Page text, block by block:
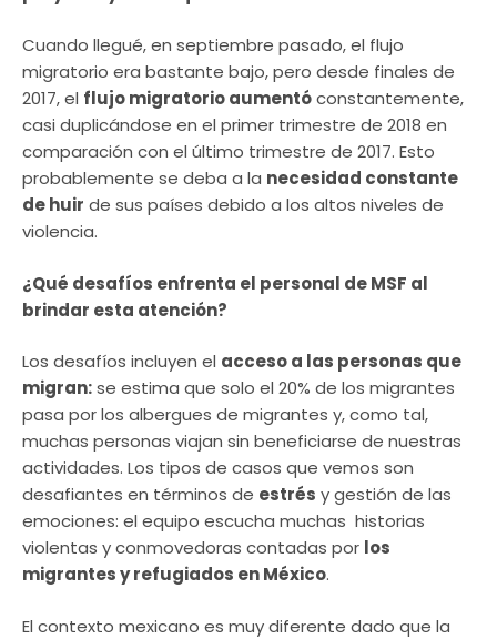
Cuando llegué, en septiembre pasado, el flujo
migratorio era bastante bajo, pero desde finales de
2017, el flujo migratorio aumentóconstantemente,
casi duplicándose en el primer trimestre de 2018 en
comparación con el último trimestre de 2017. Esto
probablemente se deba a la necesidad constante
de huir de sus países debido a los altos niveles de
violencia.
¿Qué desafíos enfrenta el personal de MSF al
brindar esta atención?
Los desafíos incluyen el acceso a las personas que
migran:se estima que solo el 20% de los migrantes
pasa por los albergues de migrantes y, como tal,
muchas personas viajan sin beneficiarse de nuestras
actividades. Los tipos de casos que vemos son
desafiantes en términos de estrés y gestión de las
emociones: el equipo escucha muchas historias
violentas y conmovedoras contadas por los
migrantes y refugiados en México.
El contexto mexicano es muy diferente dado que la